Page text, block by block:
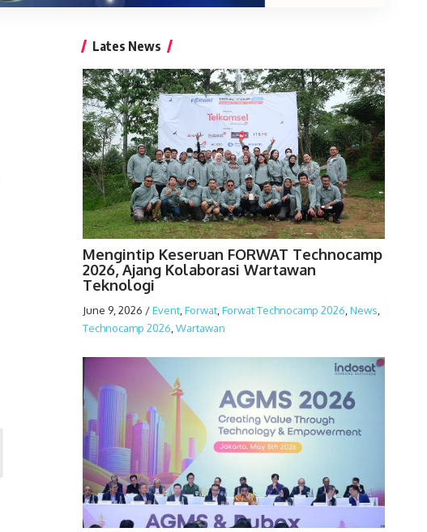
Lates News
Mengintip Keseruan FORWAT Technocamp
2026, Ajang Kolaborasi Wartawan
Teknologi
June 9, 2026 /Event,Forwat,Forwat Technocamp 2026,News,
Technocamp 2026,Wartawan